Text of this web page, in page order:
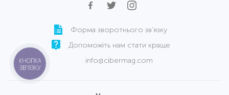
Форма зворотнього зв'язку
Допоможіть нам стати краще
info@cibermag.com
КНОПКА
ЗВ'ЯЗКУ